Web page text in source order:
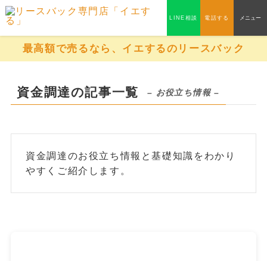
LINE相談 電話する メニュー
最高額で売るなら、イエするのリースバック
資金調達の記事一覧 – お役立ち情報 –
資金調達のお役立ち情報と基礎知識をわかり
やすくご紹介します。